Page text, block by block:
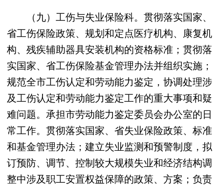
（九）工伤与失业保险科。贯彻落实国家、
省工伤保险政策、规划和定点医疗机构、康复机
构、残疾辅助器具安装机构的资格标准；贯彻落
实国家、省工伤保险基金管理办法并组织实施；
规范全市工伤认定和劳动能力鉴定，协调处理涉
及工伤认定和劳动能力鉴定工作的重大事项和疑
难问题。承担市劳动能力鉴定委员会办公室的日
常工作。贯彻落实国家、省失业保险政策、标准
和基金管理办法；建立失业监测和预警制度，拟
订预防、调节、控制较大规模失业和经济结构调
整中涉及职工安置权益保障的政策、方案；负责